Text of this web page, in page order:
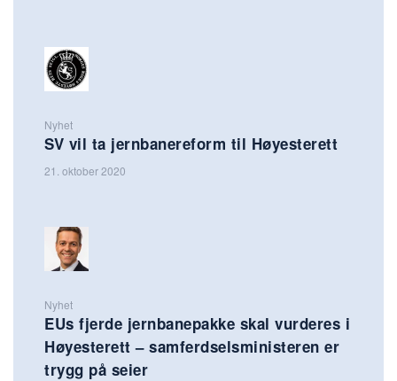
Nyhet
SV vil ta jernbanereform til Høyesterett
21. oktober 2020
Nyhet
EUs fjerde jernbanepakke skal vurderes i
Høyesterett – samferdselsministeren er
trygg på seier